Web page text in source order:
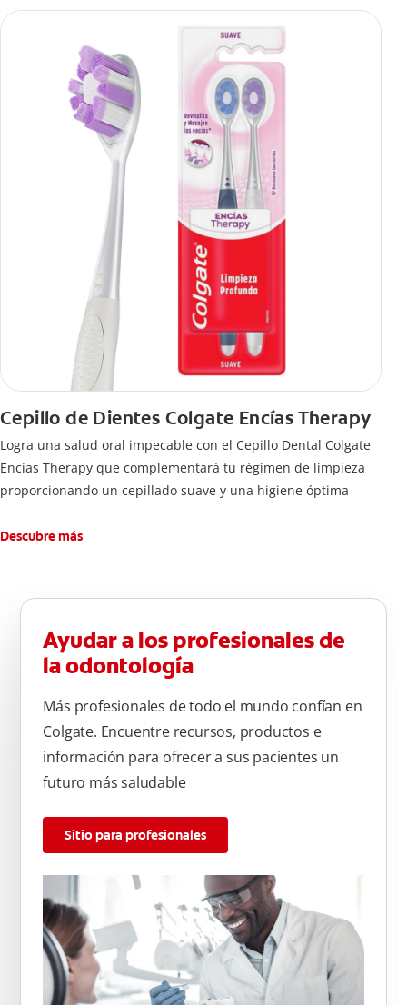
Cepillo de Dientes Colgate Encías Therapy
Logra una salud oral impecable con el Cepillo Dental Colgate
Encías Therapy que complementará tu régimen de limpieza
proporcionando un cepillado suave y una higiene óptima
Descubre más
Ayudar a los profesionales de
la odontología
Más profesionales de todo el mundo confían en
Colgate. Encuentre recursos, productos e
información para ofrecer a sus pacientes un
futuro más saludable
Sitio para profesionales